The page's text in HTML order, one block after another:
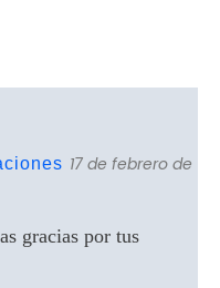
17 de febrero de
gracias por tus